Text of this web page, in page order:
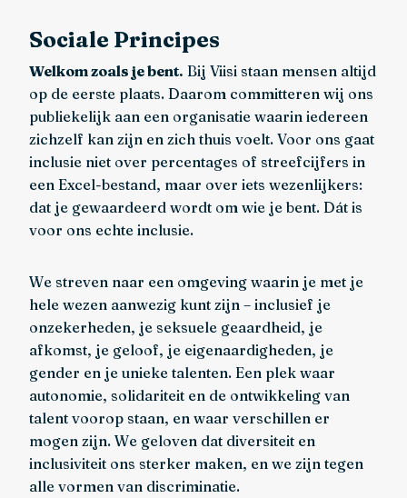
Sociale Principes
Welkom zoals je bent. Bij Viisi staan mensen altijd
op de eerste plaats. Daarom committeren wij ons
publiekelijk aan een organisatie waarin iedereen
zichzelf kan zijn en zich thuis voelt. Voor ons gaat
inclusie niet over percentages of streefcijfers in
een Excel-bestand, maar over iets wezenlijkers:
dat je gewaardeerd wordt om wie je bent. Dát is
voor ons echte inclusie.
We streven naar een omgeving waarin je met je
hele wezen aanwezig kunt zijn – inclusief je
onzekerheden, je seksuele geaardheid, je
afkomst, je geloof, je eigenaardigheden, je
gender en je unieke talenten. Een plek waar
autonomie, solidariteit en de ontwikkeling van
talent voorop staan, en waar verschillen er
mogen zijn. We geloven dat diversiteit en
inclusiviteit ons sterker maken, en we zijn tegen
alle vormen van discriminatie.